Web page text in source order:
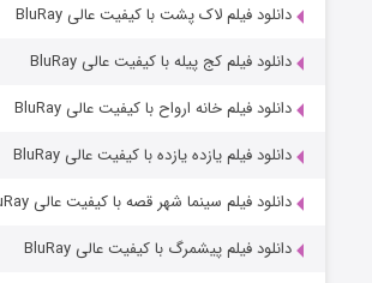
دانلود فیلم لاک پشت با کیفیت عالی BluRay
دانلود فیلم کج‌ پیله با کیفیت عالی BluRay
دانلود فیلم خانه ارواح با کیفیت عالی BluRay
دانلود فیلم یازده یازده با کیفیت عالی BluRay
دانلود فیلم سینما شهر قصه با کیفیت عالی BluRay
دانلود فیلم پیشمرگ با کیفیت عالی BluRay